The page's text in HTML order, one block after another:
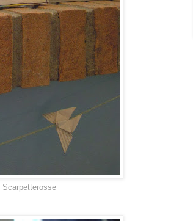
Scarpetterosse